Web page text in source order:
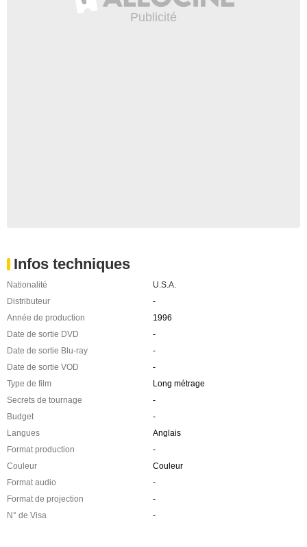
Infos techniques
Nationalité
U.S.A.
Distributeur
-
Année de production
1996
Date de sortie DVD
-
Date de sortie Blu-ray
-
Date de sortie VOD
-
Type de film
Long métrage
Secrets de tournage
-
Budget
-
Langues
Anglais
Format production
-
Couleur
Couleur
Format audio
-
Format de projection
-
N° de Visa
-